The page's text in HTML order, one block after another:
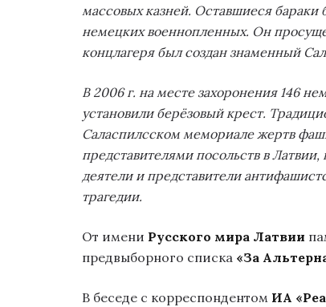
массовых казней. Оставшиеся бараки
немецких военнопленных. Он
концлагеря был создан знаменный
В 2006 г. на месте захоронения 146
установили берёзовый крест.
Саласпилсском мемориале жертв
представителями посольств в
деятели и представители
трагедии.
От имени Русского мира Латвии
предвыборного списка «За
В беседе с корреспондентом ИА